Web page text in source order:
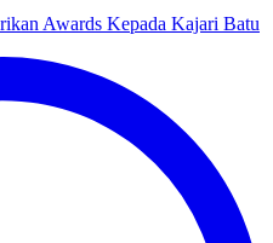
Awards Kepada Kajari Batu